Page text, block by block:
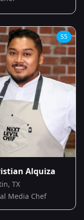
S5
Alquiza
TX
Media Chef